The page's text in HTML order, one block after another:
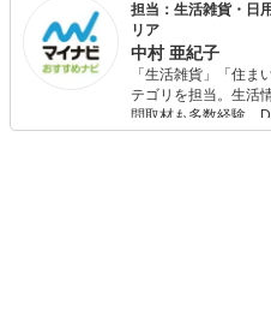
担当：生活雑貨・日
リア
中村 亜紀子
「生活雑貨」「住ま
テゴリを担当。生活
問取材も多数経験。
りや壁紙チェンジな